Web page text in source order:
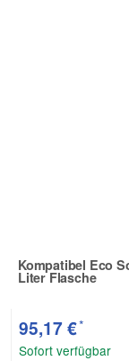
Kompatibel Eco
Liter Flasche
95,17 €*
Sofort verfügbar